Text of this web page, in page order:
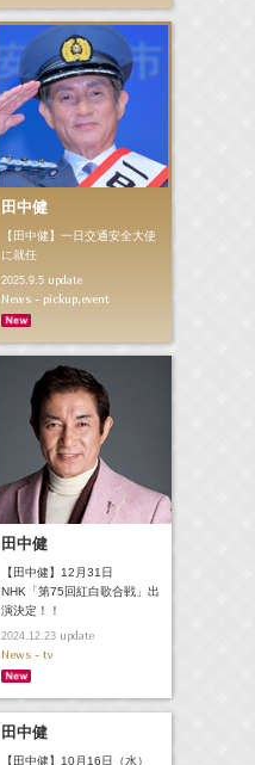
田中健
【田中健】一日交通安全大使
に就任
2025.9.5update
News - pickup,event
田中健
【田中健】12月31日
NHK「第75回紅白歌合戦」出
演決定！！
2024.12.23update
News - tv
田中健
【田中健】10月16日（水）